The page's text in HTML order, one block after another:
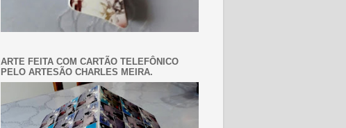
ARTE FEITA COM CARTÃO TELEFÔNICO
PELO ARTESÃO CHARLES MEIRA.